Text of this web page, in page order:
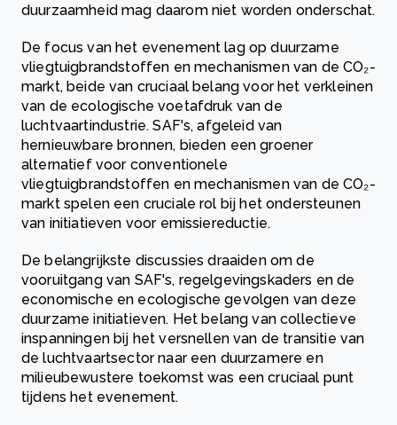
duurzaamheid mag daarom niet worden onderschat.
De focus van het evenement lag op duurzame
vliegtuigbrandstoffen en mechanismen van de CO₂-
markt, beide van cruciaal belang voor het verkleinen
van de ecologische voetafdruk van de
luchtvaartindustrie. SAF's, afgeleid van
hernieuwbare bronnen, bieden een groener
alternatief voor conventionele
vliegtuigbrandstoffen en mechanismen van de CO₂-
markt spelen een cruciale rol bij het ondersteunen
van initiatieven voor emissiereductie.
De belangrijkste discussies draaiden om de
vooruitgang van SAF's, regelgevingskaders en de
economische en ecologische gevolgen van deze
duurzame initiatieven. Het belang van collectieve
inspanningen bij het versnellen van de transitie van
de luchtvaartsector naar een duurzamere en
milieubewustere toekomst was een cruciaal punt
tijdens het evenement.